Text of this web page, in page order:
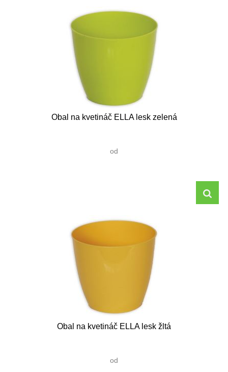
Obal na kvetináč ELLA lesk zelená
od
Obal na kvetináč ELLA lesk žltá
od